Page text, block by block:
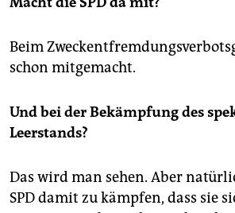
Beim
schon mitgemacht.
Und bei der Bekämpfung des
Leerstands?
Das wird man sehen. Aber
SPD damit zu kämpfen, dass sie